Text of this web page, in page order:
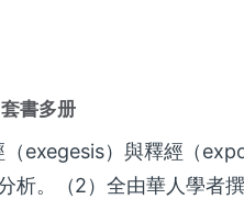
套書多册
（exegesis）與釋經（
析。（2）全由華人學者